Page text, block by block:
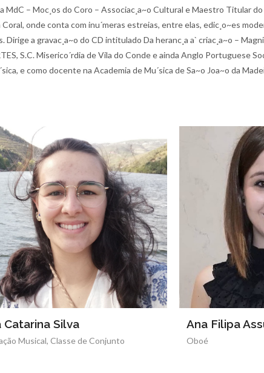
– Moc¸os do Coro – Associac¸a~o Cultural e Maestro Titular
onde conta com inu´meras estreias, entre elas, edic¸o~es
a gravac¸a~o do CD intitulado Da heranc¸a a` criac¸a~o –
S.C. Miserico´rdia de Vila do Conde e ainda Anglo Portuguese
e como docente na Academia de Mu´sica de Sa~o Joa~o da
Filipa Assunção André Correia
Saxofone